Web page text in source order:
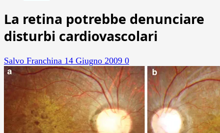
La retina potrebbe denunciare
disturbi cardiovascolari
Salvo Franchina 14 Giugno 2009 0